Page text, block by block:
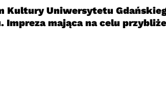
Kultury Uniwersytetu
mająca na celu